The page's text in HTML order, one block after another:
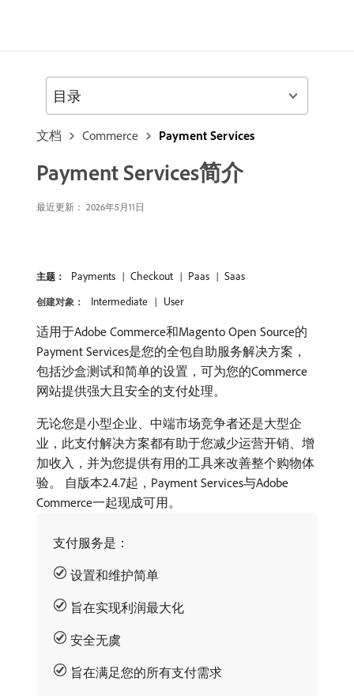
文档 Commerce Payment Services
Payment Services简介
最近更新： 2026年5月11日
主题： Payments Checkout Paas Saas
创建对象： Intermediate User
适用于Adobe Commerce和Magento Open Source的
Payment Services是您的全包自助服务解决方案，
包括沙盒测试和简单的设置，可为您的Commerce
网站提供强大且安全的支付处理。
无论您是小型企业、中端市场竞争者还是大型企
业，此支付解决方案都有助于您减少运营开销、增
加收入，并为您提供有用的工具来改善整个购物体
验。 自版本2.4.7起，Payment Services与Adobe
Commerce一起现成可用。
支付服务是：
设置和维护简单
旨在实现利润最大化
安全无虞
旨在满足您的所有支付需求
目录